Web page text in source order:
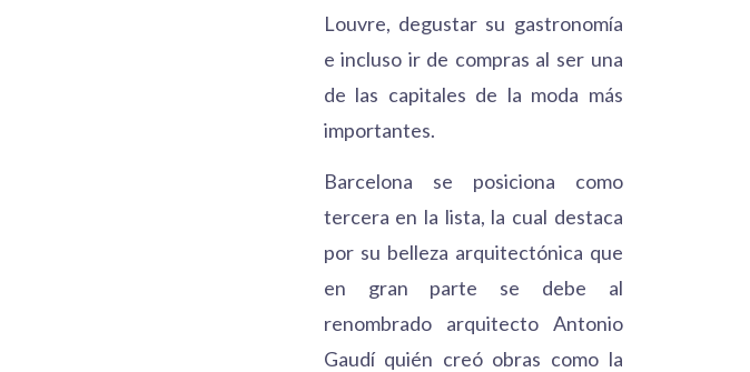
Louvre, degustar su gastronomía
e incluso ir de compras al ser una
de las capitales de la moda más
importantes.
Barcelona se posiciona como
tercera en la lista, la cual destaca
por su belleza arquitectónica que
en gran parte se debe al
renombrado arquitecto Antonio
Gaudí quién creó obras como la